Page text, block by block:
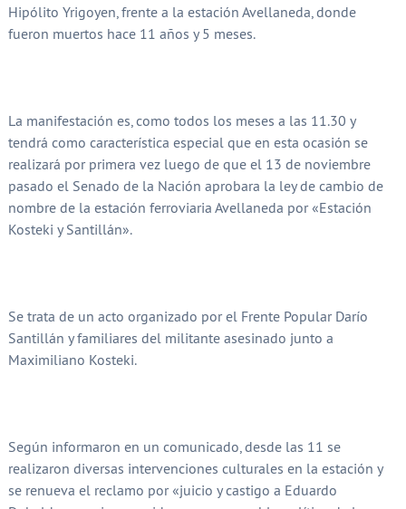
Hipólito Yrigoyen, frente a la estación Avellaneda, donde
fueron muertos hace 11 años y 5 meses.
La manifestación es, como todos los meses a las 11.30 y
tendrá como característica especial que en esta ocasión se
realizará por primera vez luego de que el 13 de noviembre
pasado el Senado de la Nación aprobara la ley de cambio de
nombre de la estación ferroviaria Avellaneda por «Estación
Kosteki y Santillán».
Se trata de un acto organizado por el Frente Popular Darío
Santillán y familiares del militante asesinado junto a
Maximiliano Kosteki.
Según informaron en un comunicado, desde las 11 se
realizaron diversas intervenciones culturales en la estación y
se renueva el reclamo por «juicio y castigo a Eduardo